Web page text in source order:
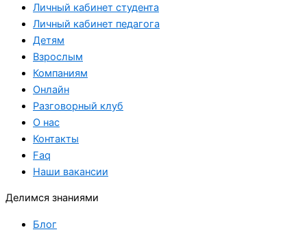
Личный кабинет студента
Личный кабинет педагога
Детям
Взрослым
Компаниям
Онлайн
Разговорный клуб
О нас
Контакты
Faq
Наши вакансии
Делимся знаниями
Блог